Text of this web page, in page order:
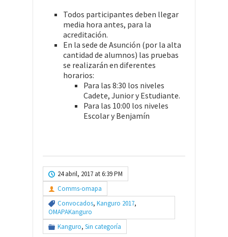
Todos participantes deben llegar
media hora antes, para la
acreditación.
En la sede de Asunción (por la alta
cantidad de alumnos) las pruebas
se realizarán en diferentes
horarios:
Para las 8:30 los niveles
Cadete, Junior y Estudiante.
Para las 10:00 los niveles
Escolar y Benjamín
24 abril, 2017 at 6:39 PM
Comms-omapa
Convocados, Kanguro 2017,
OMAPAKanguro
Kanguro, Sin categoría